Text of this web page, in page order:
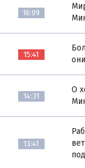
16:09
15:41
14:31
О
13:41